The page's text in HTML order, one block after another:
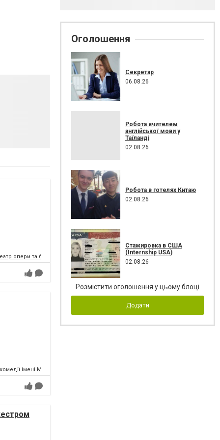
опери та балету
імені Михайла Водяного
Оголошення
Секретар
06.08.26
Робота вчителем
англійської мови у
Таїланді
02.08.26
Робота в готелях Китаю
02.08.26
Стажировка в США
(Internship USA)
02.08.26
Розмістити оголошення у цьому блоці
Додати